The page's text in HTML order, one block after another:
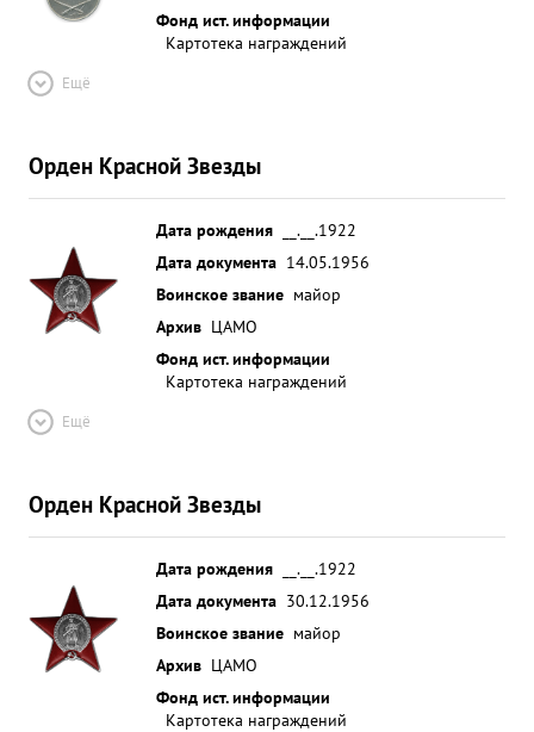
Фонд ист. информации
Картотека награждений
Ещё
Орден Красной Звезды
Дата рождения
__.__.1922
Дата документа 14.05.1956
Воинское звание майор
Архив ЦАМО
Фонд ист. информации
Картотека награждений
Ещё
Орден Красной Звезды
Дата рождения
__.__.1922
Дата документа 30.12.1956
Воинское звание майор
Архив ЦАМО
Фонд ист. информации
Картотека награждений